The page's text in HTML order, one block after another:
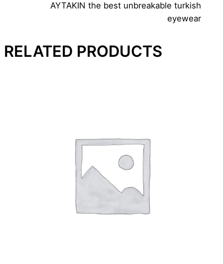
AYTAKIN the best unbreakable turkish
eyewear
RELATED PRODUCTS